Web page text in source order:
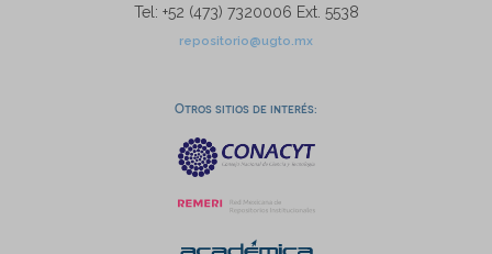
Tel: +52 (473) 7320006 Ext. 5538
repositorio@ugto.mx
Otros sitios de interés: